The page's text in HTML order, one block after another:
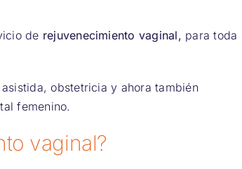
de rejuvenecimiento vaginal, para toda
obstetricia y ahora también
femenino.
vaginal?